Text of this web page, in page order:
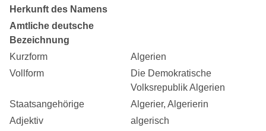
Herkunft des Namens
Amtliche deutsche
Bezeichnung
Kurzform
Algerien
Vollform
Die Demokratische
Volksrepublik Algerien
Staatsangehörige
Algerier, Algerierin
Adjektiv
algerisch